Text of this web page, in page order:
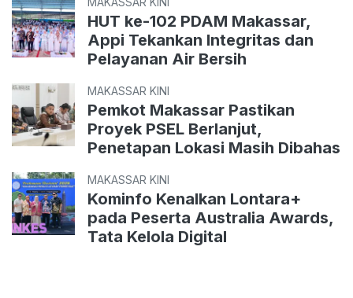
HUT ke-102 PDAM Makassar,
Appi Tekankan Integritas dan
Pelayanan Air Bersih
MAKASSAR KINI
Pemkot Makassar Pastikan
Proyek PSEL Berlanjut,
Penetapan Lokasi Masih Dibahas
MAKASSAR KINI
Kominfo Kenalkan Lontara+
pada Peserta Australia Awards,
Tata Kelola Digital